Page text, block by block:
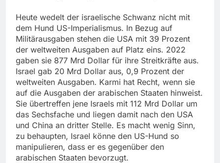
Heute wedelt der israelische Schwanz nicht mit
dem Hund US-Imperialismus. In Bezug auf
Militärausgaben stehen die USA mit 39 Prozent
der weltweiten Ausgaben auf Platz eins. 2022
gaben sie 877 Mrd Dollar für ihre Streitkräfte aus.
Israel gab 20 Mrd Dollar aus, 0,9 Prozent der
weltweiten Ausgaben. Karmi hat Recht, wenn sie
auf die Ausgaben der arabischen Staaten hinweist.
Sie übertreffen jene Israels mit 112 Mrd Dollar um
das Sechsfache und liegen damit nach den USA
und China an dritter Stelle. Es macht wenig Sinn,
zu behaupten, Israel könne den US-Hund so
manipulieren, dass er es gegenüber den
arabischen Staaten bevorzugt.